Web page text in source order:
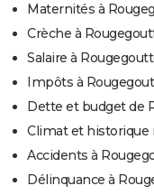
Maternités à
Crèche à
Salaire à
Impôts à
Dette et budget de
Climat et historique
Accidents à
Délinquance à